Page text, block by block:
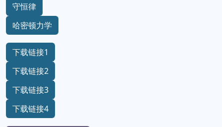
守恒律
哈密顿力学
下载链接1
下载链接2
下载链接3
下载链接4